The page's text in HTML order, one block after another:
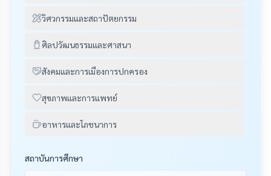
วิศวกรรมและสถาปัตยกรรม
ศิลปวัฒนธรรมและศาสนา
สังคมและการเมืองการปกครอง
สุขภาพและการแพทย์
อาหารและโภชนาการ
สถาบันการศึกษา